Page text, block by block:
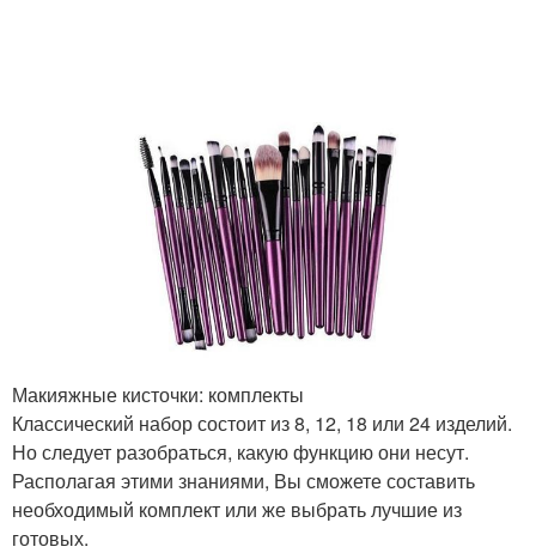
Макияжные кисточки: комплекты
Классический набор состоит из 8, 12, 18 или 24 изделий.
Но следует разобраться, какую функцию они несут.
Располагая этими знаниями, Вы сможете составить
необходимый комплект или же выбрать лучшие из
готовых.